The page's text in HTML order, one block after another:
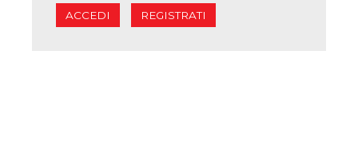
ACCEDI REGISTRATI